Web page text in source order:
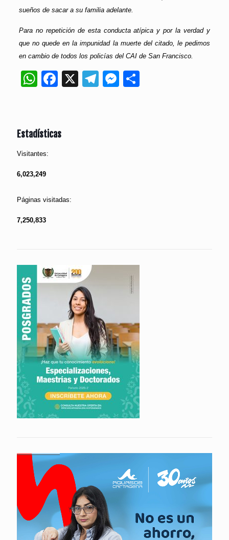
sueños de sacar a su familia adelante.
Para no repetición de esta conducta atípica y por la verdad y
que no quede en la impunidad la muerte del citado, le pedimos
en cambio de todos los policías del CAI de San Francisco.
WhatsApp
Facebook
X Telegram
Messenger
Estadísticas
Visitantes:
6,023,249
Páginas visitadas:
7,250,833